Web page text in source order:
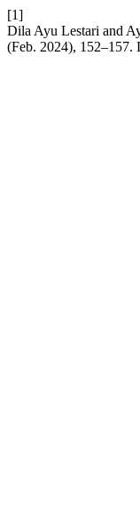
[1]
Dila Ayu Lestari and
(Feb. 2024),